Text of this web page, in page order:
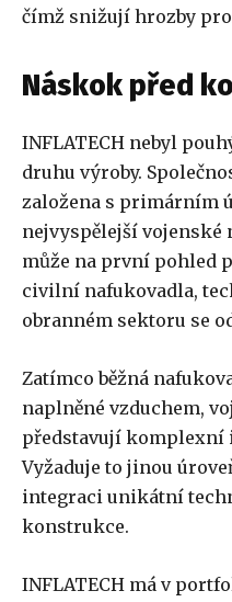
čímž snižují hrozby
Náskok před
INFLATECH nebyl
druhu výroby.
založena s primárním
nejvyspělejší vojenské
může na první pohled
civilní nafukovadla,
obranném sektoru se
Zatímco běžná
naplněné vzduchem,
představují komplexní
Vyžaduje to jinou
integraci unikátní
konstrukce.
INFLATECH má v